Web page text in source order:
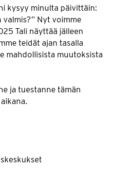
kysyy minulta päivittäin:
Nyt voimme
Tali näyttää jälleen
teidät ajan tasalla
mahdollisista muutoksista
ja tuestanne tämän